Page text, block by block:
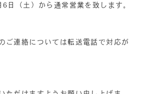
日（土）から通常営業を致します。
ご連絡については転送電話で対応が